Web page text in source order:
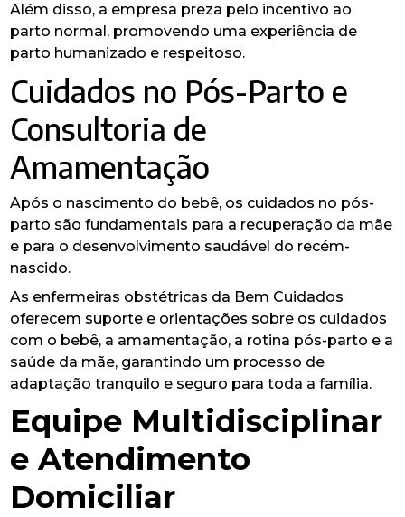
Além disso, a empresa preza pelo incentivo ao
parto normal, promovendo uma experiência de
parto humanizado e respeitoso.
Cuidados no Pós-Parto e
Consultoria de
Amamentação
Após o nascimento do bebê, os cuidados no pós-
parto são fundamentais para a recuperação da mãe
e para o desenvolvimento saudável do recém-
nascido.
As enfermeiras obstétricas da Bem Cuidados
oferecem suporte e orientações sobre os cuidados
com o bebê, a amamentação, a rotina pós-parto e a
saúde da mãe, garantindo um processo de
adaptação tranquilo e seguro para toda a família.
Equipe Multidisciplinar
e Atendimento
Domiciliar